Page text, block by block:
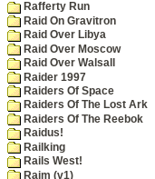
Rafferty Run
Raid On Gravitron
Raid Over Libya
Raid Over Moscow
Raid Over Walsall
Raider 1997
Raiders Of Space
Raiders Of The Lost Ark
Raiders Of The Reebok
Raidus!
Railking
Rails West!
Raim (v1)